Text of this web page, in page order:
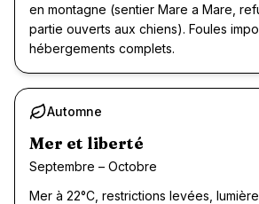
en montagne (sentier Mare a Mare,
partie ouverts aux chiens). Foules
hébergements complets.
Automne
Mer et liberté
Septembre – Octobre
Mer à 22°C, restrictions levées,